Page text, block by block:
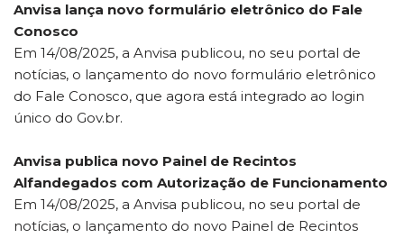
Anvisa lança novo formulário eletrônico do Fale
Conosco
Em 14/08/2025, a Anvisa publicou, no seu portal de
notícias, o lançamento do novo formulário eletrônico
do Fale Conosco, que agora está integrado ao login
único do Gov.br.
Anvisa publica novo Painel de Recintos
Alfandegados com Autorização de Funcionamento
Em 14/08/2025, a Anvisa publicou, no seu portal de
notícias, o lançamento do novo Painel de Recintos